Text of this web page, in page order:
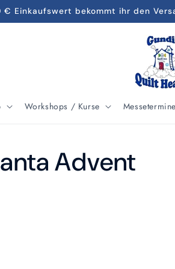
€ Einkaufswert bekommt ihr den
Workshops / Kurse Messetermine
Advent